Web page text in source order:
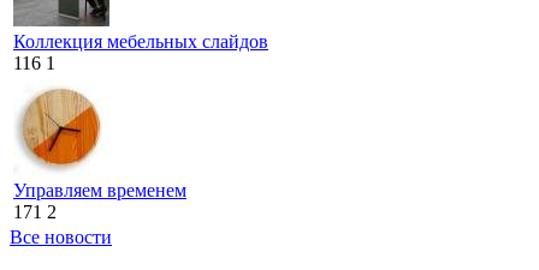
Коллекция мебельных слайдов
116 1
Управляем временем
171 2
Все новости